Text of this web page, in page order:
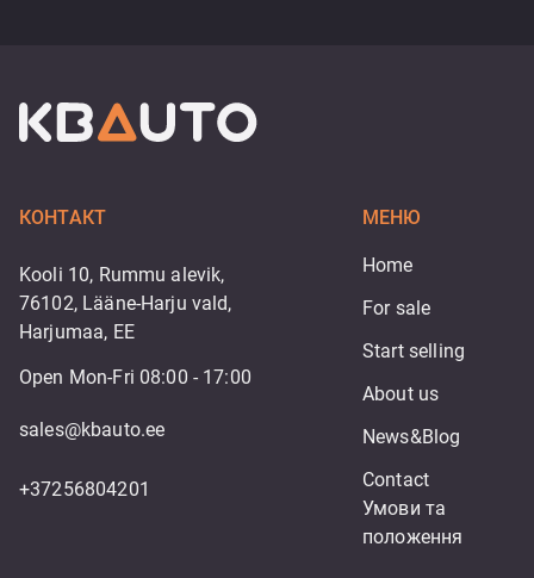
КОНТАКТ
Kooli 10, Rummu alevik,
76102, Lääne-Harju vald,
Harjumaa, EE
Open Mon-Fri 08:00 - 17:00
sales@kbauto.ee
+37256804201
МЕНЮ
Home
For sale
Start selling
About us
News&Blog
Contact
Умови та
положення